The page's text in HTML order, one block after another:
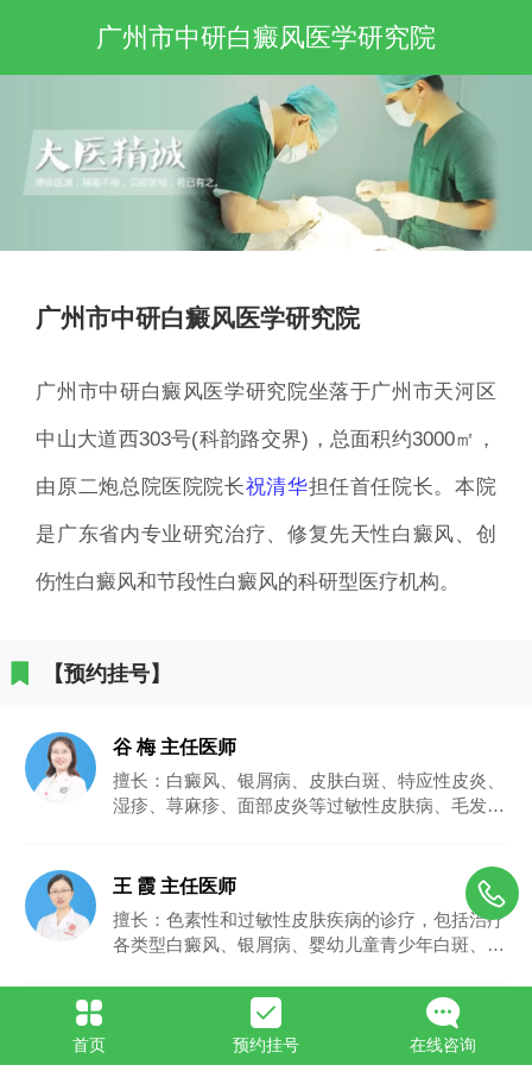
广州市中研白癜风医学研究院
广州市中研白癜风医学研究院
广州市中研白癜风医学研究院坐落于广州市天河区
中山大道西303号(科韵路交界) ，总面积约3000㎡，
由 原二炮总院医院院长祝清华担任首任院长。本院
是广东省内专业研究治疗、修复先天性白癜风、创
伤性白癜风和节段性白癜风的科研型医疗机构。
【预约挂号】
谷 梅 主任医师
擅长：白癜风、银屑病、皮肤白斑、特应性皮炎、
湿疹、荨麻疹、面部皮炎等过敏性皮肤病、毛发疾
王 霞 主任医师
擅长：色素性和过敏性皮肤疾病的诊疗，包括治疗
各类型白癜风、银屑病、婴幼儿童青少年白斑、色
痣、痤疮及疤痕、玫瑰痤疮、荨麻疹、面部皮炎、
脱发、激光美容等。
擅长：白癜风、银屑病、皮肤白斑、湿疹、特异性
首页 预约挂号 在线咨询